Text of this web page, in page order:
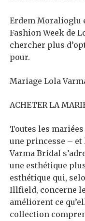
Erdem Moralioglu
Fashion Week de
chercher plus
pour.
Mariage Lola
ACHETER LA
Toutes les
une princesse –
Varma Bridal
une esthétique
esthétique qui,
Illfield, concerne
améliorent ce
collection